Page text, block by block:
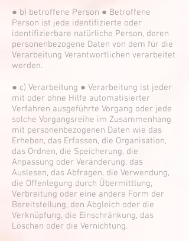
● b) betroffene Person ● Betroffene
Person ist jede identifizierte oder
identifizierbare natürliche Person, deren
personenbezogene Daten von dem für die
Verarbeitung Verantwortlichen verarbeitet
werden.
● c) Verarbeitung ● Verarbeitung ist jeder
mit oder ohne Hilfe automatisierter
Verfahren ausgeführte Vorgang oder jede
solche Vorgangsreihe im Zusammenhang
mit personenbezogenen Daten wie das
Erheben, das Erfassen, die Organisation,
das Ordnen, die Speicherung, die
Anpassung oder Veränderung, das
Auslesen, das Abfragen, die Verwendung,
die Offenlegung durch Übermittlung,
Verbreitung oder eine andere Form der
Bereitstellung, den Abgleich oder die
Verknüpfung, die Einschränkung, das
Löschen oder die Vernichtung.